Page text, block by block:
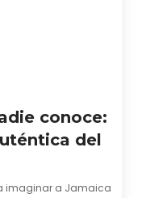
conoce:
del
imaginar a Jamaica